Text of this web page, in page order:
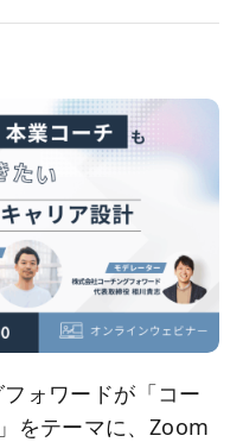
ォワードが「コー
をテーマに、Zoom